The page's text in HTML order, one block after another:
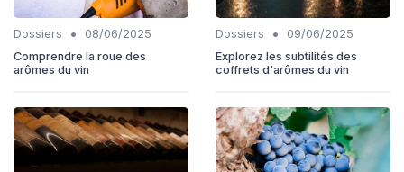
Dossiers •
08/06/2025
Comprendre la roue des
arômes du vin
Dossiers •
09/06/2025
Explorez les subtilités des
coffrets d'arômes du vin